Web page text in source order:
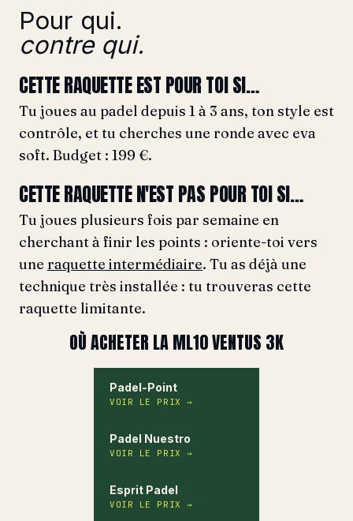
Pour qui.
contre qui.
CETTE RAQUETTE EST POUR TOI SI…
Tu joues au padel depuis 1 à 3 ans, ton style est
contrôle, et tu cherches une ronde avec eva
soft. Budget : 199 €.
CETTE RAQUETTE N'EST PAS POUR TOI SI…
Tu joues plusieurs fois par semaine en
cherchant à finir les points : oriente-toi vers
une raquette intermédiaire. Tu as déjà une
technique très installée : tu trouveras cette
raquette limitante.
OÙ ACHETER LA ML10 VENTUS 3K
Padel-Point
VOIR LE PRIX→
Padel Nuestro
VOIR LE PRIX→
Esprit Padel
VOIR LE PRIX→